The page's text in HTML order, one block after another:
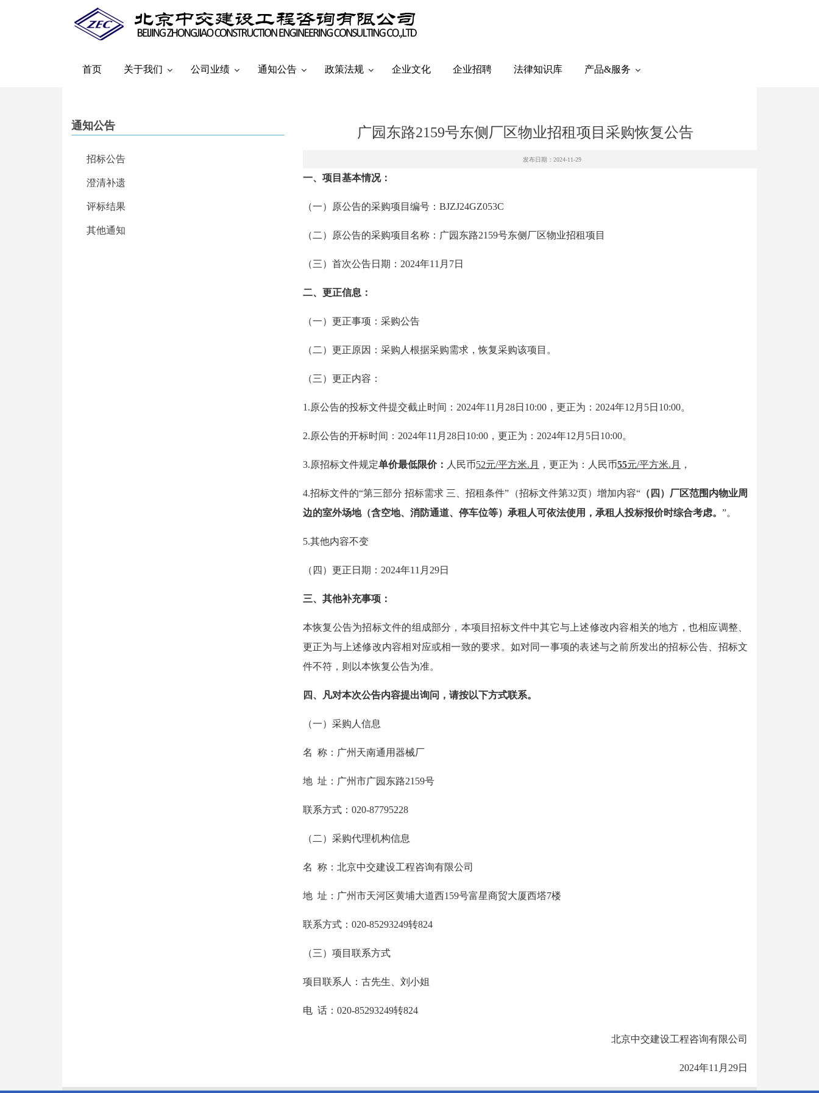
首页 关于我们 公司业绩 通知公告 政策法规 企业文化 企业招聘 法律知识库 产品&服务
通知公告
招标公告
澄清补遗
评标结果
其他通知
广园东路2159号东侧厂区物业招租项目采购恢复公告
发布日期：2024-11-29
一、项目基本情况：
（一） 原公告的采购项目编号： BJZJ24GZ053C
（二） 原公告的采购项目名称： 广园东路2159号东侧厂区物业招租项目
（三） 首次公告日期： 2024年11月7日
二、更正信息：
（一）更正事项：采购公告
（二）更正原因：采购人根据采购需求，恢复采购该项目。
（三）更正内容：
1.原公告的投标文件提交截止时间： 2024年11月28日10:00，更正为：2024年1 2 月 5日 10:00。
2.原公告的开标时间： 2024年11月28日10:00，更正为：2024年12月5日10:00。
3.原招标文件规定单价最低限价： 人民币52元/平方米.月 ， 更正为： 人民币55元/平方米.月 ，
4.招标文件的“第三部分 招标需求 三、招租条件”（招标文件第32页）增加内容“（四）厂区范围内物业周
边的室外场地（含空地、消防通道、停车位等）承租人可依法使用，承租人投标报价时综合考虑。 ”。
5.其他内容不变
（四）更正日期： 2024年11 月 29日
三、其他补充事项 ：
本恢复公告为招标文件的组成部分，本项目招标文件中其它与上述修改内容相关的地方，也相应调整、
更正为与上述修改内容相对应或相一致的要求。如对同一事项的表述与之前所发出的招标公告、招标文
件不符，则以本恢复公告为准。
四、凡对本次公告内容提出询问，请按以下方式联系。
（一）采购人信息
名 称：广州天南通用器械厂
地 址：广州市广园东路2159号
联系方式： 020-87795228
（二）采购代理机构信息
名 称：北京中交建设工程咨询有限公司
地 址：广州市天河区黄埔大道西159号富星商贸大厦西塔7楼
联系方式： 020-85293249转824
（三）项目联系方式
项目联系人：古先生、刘小姐
电 话： 020-85293249转824
北京中交建设工程咨询有限公司
2024年11月29日